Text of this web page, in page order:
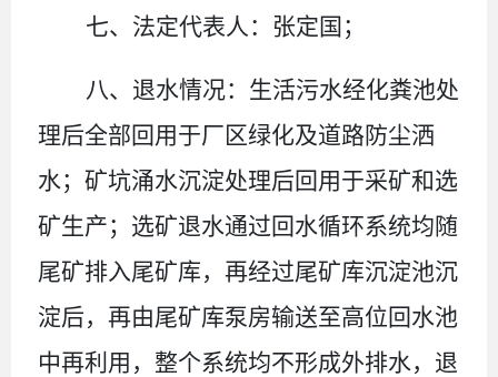
七、法定代表人：张定国；
八、退水情况：生活污水经化粪池处
理后全部回用于厂区绿化及道路防尘洒
水；矿坑涌水沉淀处理后回用于采矿和选
矿生产；选矿退水通过回水循环系统均随
尾矿排入尾矿库，再经过尾矿库沉淀池沉
淀后，再由尾矿库泵房输送至高位回水池
中再利用，整个系统均不形成外排水，退